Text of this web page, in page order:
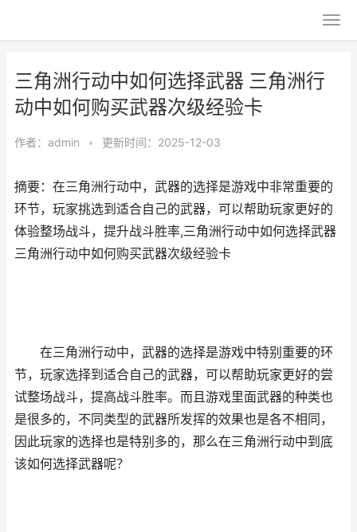
三角洲行动中如何选择武器 三角洲行
动中如何购买武器次级经验卡
作者： admin • 更新时间：2025-12-03
摘要：在三角洲行动中，武器的选择是游戏中非常重要的
环节，玩家挑选到适合自己的武器，可以帮助玩家更好的
体验整场战斗，提升战斗胜率,三角洲行动中如何选择武器
三角洲行动中如何购买武器次级经验卡
在三角洲行动中，武器的选择是游戏中特别重要的环
节，玩家选择到适合自己的武器，可以帮助玩家更好的尝
试整场战斗，提高战斗胜率。而且游戏里面武器的种类也
是很多的，不同类型的武器所发挥的效果也是各不相同，
因此玩家的选择也是特别多的，那么在三角洲行动中到底
该如何选择武器呢？